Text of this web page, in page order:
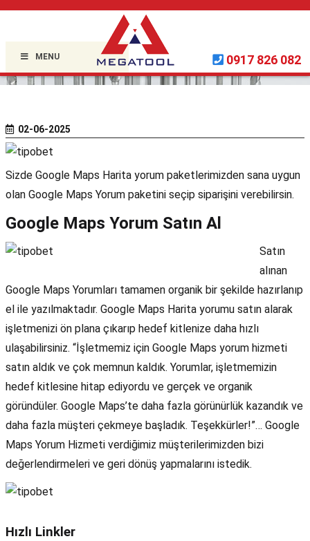
MENU 0917 826 082
Uncategorized »
02-06-2025
Sizde Google Maps Harita yorum paketlerimizden sana uygun
olan Google Maps Yorum paketini seçip siparişini verebilirsin.
Google Maps Yorum Satın Al
Satın
alınan
Google Maps Yorumları tamamen organik bir şekilde hazırlanıp
el ile yazılmaktadır. Google Maps Harita yorumu satın alarak
işletmenizi ön plana çıkarıp hedef kitlenize daha hızlı
ulaşabilirsiniz. “İşletmemiz için Google Maps yorum hizmeti
satın aldık ve çok memnun kaldık. Yorumlar, işletmemizin
hedef kitlesine hitap ediyordu ve gerçek ve organik
göründüler. Google Maps’te daha fazla görünürlük kazandık ve
daha fazla müşteri çekmeye başladık. Teşekkürler!”… Google
Maps Yorum Hizmeti verdiğimiz müşterilerimizden bizi
değerlendirmeleri ve geri dönüş yapmalarını istedik.
Hızlı Linkler